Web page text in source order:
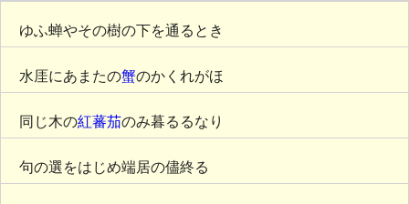
ゆふ蝉やその樹の下を通るとき
水厓にあまたの蟹のかくれがほ
同じ木の紅蕃茄のみ暮るるなり
句の選をはじめ端居の儘終る